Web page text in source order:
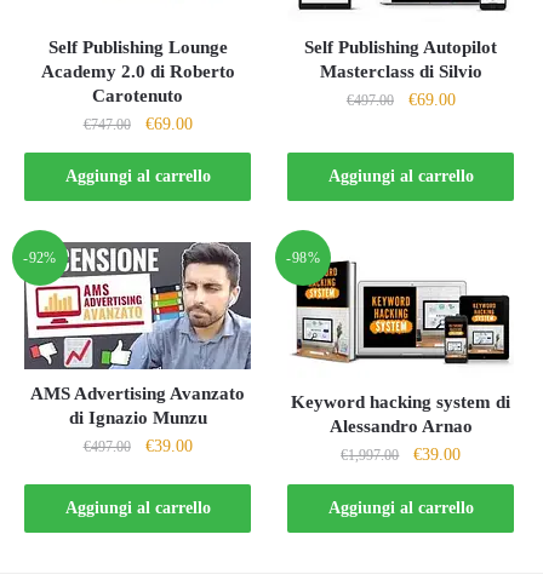
Self Publishing Lounge
Academy 2.0 di Roberto
Carotenuto
€747.00
Il
prezzo
originale
era:
€69.00Il
prezzo
attuale
è:
Aggiungi al carrello
Self Publishing Autopilot
Masterclass di Silvio
€497.00
Il
originale
era:
€497.00.
€69.00Il
attuale
è:
€69.00.
Aggiungi al carrello
-92%
AMS Advertising Avanzato
di Ignazio Munzu
€497.00
Il
originale
€39.00Il
attuale
Aggiungi al carrello
-98%
Keyword hacking system di
Alessandro Arnao
€1,997.00
Il
prezzo
originale
era:
€39.00Il
prezzo
attuale
è:
Aggiungi al carrello